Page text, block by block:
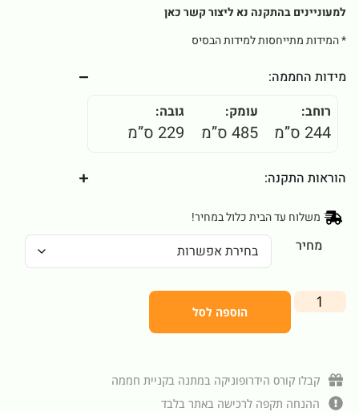
למעוניינים בהתקנה נא ליצור קשרכאן
* המידות מתייחסות למידות הבסיס
מידות החממה:
רוחב:
244 ס”מ
עומק:
485 ס”מ
גובה:
229 ס”מ
הוראות התקנה:
משלוח עד הבית כלול במחיר!
מחיר
הוספה לסל
קבלו קורס הידרופוניקה במתנה בקניית חממה
ההנחה תקפה לרכישה באתר בלבד